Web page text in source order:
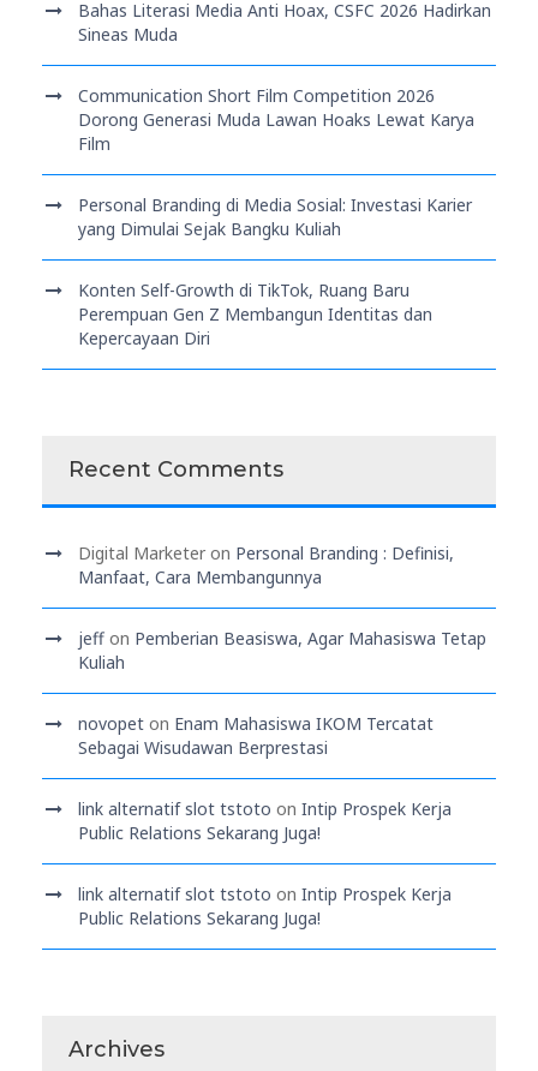
Bahas Literasi Media Anti Hoax, CSFC 2026 Hadirkan
Sineas Muda
Communication Short Film Competition 2026
Dorong Generasi Muda Lawan Hoaks Lewat Karya
Film
Personal Branding di Media Sosial: Investasi Karier
yang Dimulai Sejak Bangku Kuliah
Konten Self-Growth di TikTok, Ruang Baru
Perempuan Gen Z Membangun Identitas dan
Kepercayaan Diri
Recent Comments
Digital Marketer on Personal Branding : Definisi,
Manfaat, Cara Membangunnya
jeff on Pemberian Beasiswa, Agar Mahasiswa Tetap
Kuliah
novopet on Enam Mahasiswa IKOM Tercatat
Sebagai Wisudawan Berprestasi
link alternatif slot tstoto on Intip Prospek Kerja
Public Relations Sekarang Juga!
link alternatif slot tstoto on Intip Prospek Kerja
Public Relations Sekarang Juga!
Archives